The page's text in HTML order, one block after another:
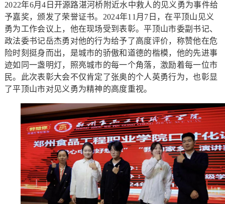
2022年6月4日开源路湛河桥附近水中救人的见义勇为事件给
予嘉奖，颁发了荣誉证书。2024年11月7日，在平顶山见义
勇为工作会议上，他在现场受到表彰。平顶山市委副书记、
政法委书记岳杰勇对他的行为给予了高度评价，称赞他在危
险时刻挺身而出，是城市的骄傲和道德的楷模，他的先进事
迹如同一盏明灯，照亮城市的每一个角落，激励着每一位市
民。此次表彰大会不仅肯定了张奥的个人英勇行为，也彰显
了平顶山市对见义勇为精神的高度重视。